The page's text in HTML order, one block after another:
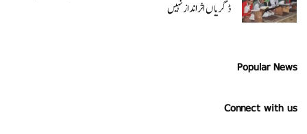
ڈگریا ں اثرانداز نہیں
Popular News
Connect with us